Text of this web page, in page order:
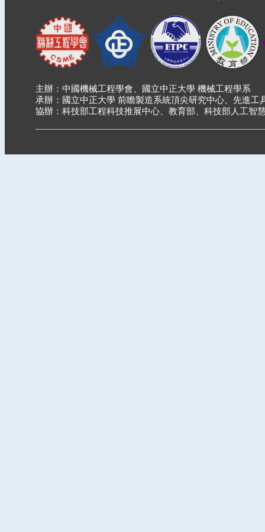
主辦：中國機械工程學會、國立中正大學 機械工程學系
承辦：國立中正大學 前瞻製造系統頂尖研究中心、先進
協辦：科技部工程科技推展中心、教育部、科技部人工智